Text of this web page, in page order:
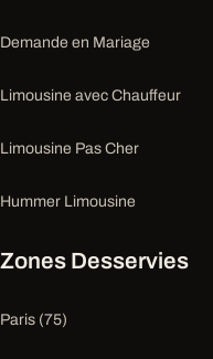
Demande en Mariage
Limousine avec Chauffeur
Limousine Pas Cher
Hummer Limousine
Zones Desservies
Paris (75)